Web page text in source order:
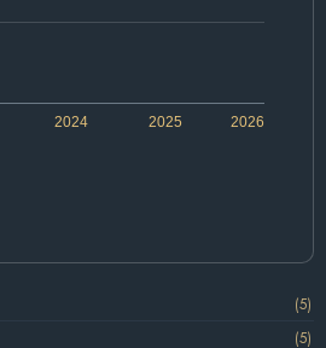
2024 2026
2025
(5)
(5)